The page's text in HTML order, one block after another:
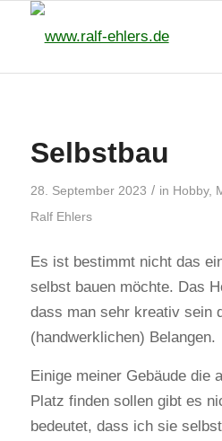
Selbstbau
28. September 2023 / in Hobby,
Ralf Ehlers
Es ist bestimmt nicht das
selbst bauen möchte. Das
dass man sehr kreativ sein
(handwerklichen) Belangen.
Einige meiner Gebäude die
Platz finden sollen gibt es
bedeutet, dass ich sie